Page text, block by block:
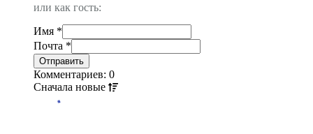
или как гость:
Имя *
Почта *
Комментариев: 0
Сначала новые